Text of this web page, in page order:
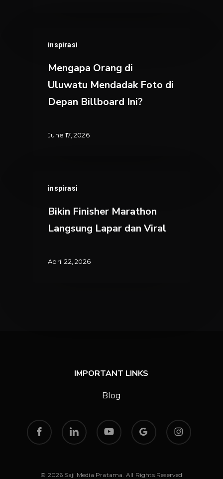
inspirasi
Orang
Uluwatu
Mendadak
Foto
Depan
Mengapa Orang di
Uluwatu Mendadak Foto di
Depan Billboard Ini?
June 17, 2026
inspirasi
Finisher
Marathon
Lapar
Viral
Bikin Finisher Marathon
Langsung Lapar dan Viral
April 22, 2026
IMPORTANT LINKS
Blog
facebook linkedin youtube
google-
plus
instagram
© 2026 Saji Media Pratama. All Rights Reserved